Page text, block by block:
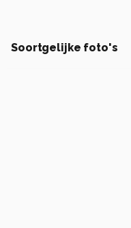
Soortgelijke foto's